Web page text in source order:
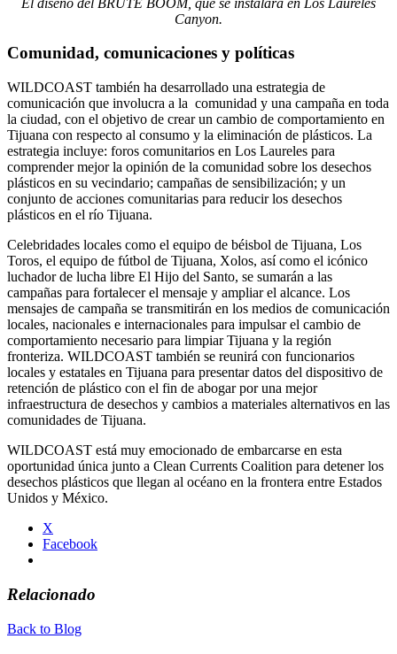
Canyon.
Comunidad, comunicaciones y políticas
WILDCOAST también ha desarrollado una estrategia de
comunicación que involucra a la comunidad y una campaña en toda
la ciudad, con el objetivo de crear un cambio de comportamiento en
Tijuana con respecto al consumo y la eliminación de plásticos. La
estrategia incluye: foros comunitarios en Los Laureles para
comprender mejor la opinión de la comunidad sobre los desechos
plásticos en su vecindario; campañas de sensibilización; y un
conjunto de acciones comunitarias para reducir los desechos
plásticos en el río Tijuana.
Celebridades locales como el equipo de béisbol de Tijuana, Los
Toros, el equipo de fútbol de Tijuana, Xolos, así como el icónico
luchador de lucha libre El Hijo del Santo, se sumarán a las
campañas para fortalecer el mensaje y ampliar el alcance. Los
mensajes de campaña se transmitirán en los medios de comunicación
locales, nacionales e internacionales para impulsar el cambio de
comportamiento necesario para limpiar Tijuana y la región
fronteriza. WILDCOAST también se reunirá con funcionarios
locales y estatales en Tijuana para presentar datos del dispositivo de
retención de plástico con el fin de abogar por una mejor
infraestructura de desechos y cambios a materiales alternativos en las
comunidades de Tijuana.
WILDCOAST está muy emocionado de embarcarse en esta
oportunidad única junto a Clean Currents Coalition para detener los
desechos plásticos que llegan al océano en la frontera entre Estados
Unidos y México.
X
Facebook
Relacionado
Back to Blog